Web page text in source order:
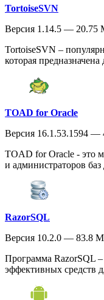
TortoiseSVN
Версия 1.14.5 — 20.75
TortoiseSVN –
которая
TOAD for Oracle
Версия 16.1.53.1594 —
TOAD for Oracle - это
и администраторов
RazorSQL
Версия 10.2.0 — 83.8
Программа RazorSQL
эффективных средств